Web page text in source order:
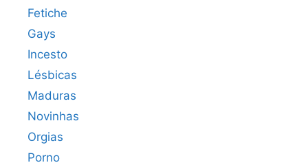
Fetiche
Gays
Incesto
Lésbicas
Maduras
Novinhas
Orgias
Porno